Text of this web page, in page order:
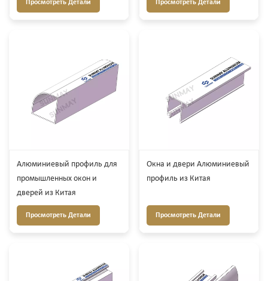
Просмотреть Детали Просмотреть Детали
Алюминиевый профиль для
промышленных окон и
дверей из Китая
Просмотреть Детали
Окна и двери Алюминиевый
профиль из Китая
Просмотреть Детали